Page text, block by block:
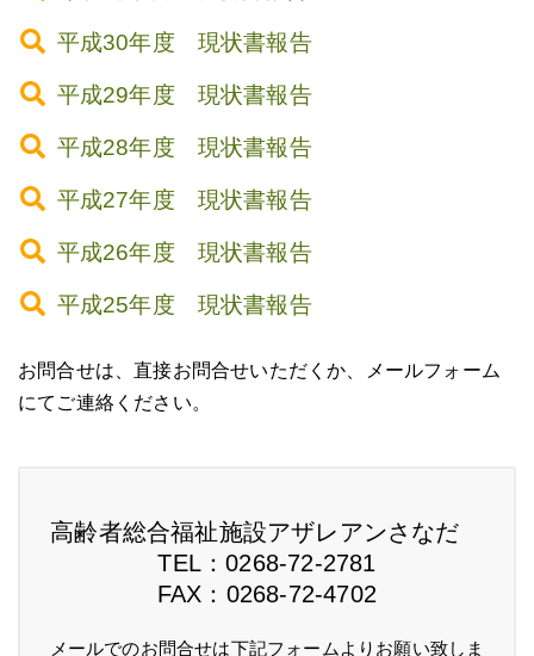
平成30年度 現状書報告
平成29年度 現状書報告
平成28年度 現状書報告
平成27年度 現状書報告
平成26年度 現状書報告
平成25年度 現状書報告
お問合せは、直接お問合せいただくか、メールフォーム
にてご連絡ください。
高齢者総合福祉施設アザレアンさなだ
TEL：0268-72-2781
FAX：0268-72-4702
メールでのお問合せは下記フォームよりお願い致しま